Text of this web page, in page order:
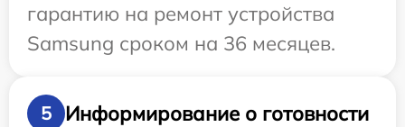
гарантию на ремонт устройства
Samsung сроком на 36 месяцев.
5
Информирование о готовности